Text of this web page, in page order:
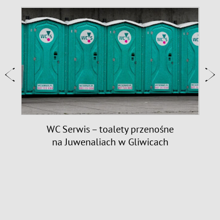
WC Serwis – toalety przenośne
na Juwenaliach w Gliwicach